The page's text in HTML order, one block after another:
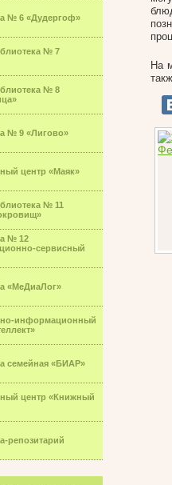
№ 6 «Дудергоф»
№ 7
№ 8
№ 9 «Лигово»
центр «Маяк»
№ 11
№ 12
сервисный
«МеДиаЛог»
информационный
семейная «БИАР»
центр «Книжный
репозитарий
На